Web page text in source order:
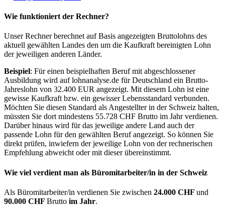
Wie funktioniert der Rechner?
Unser Rechner berechnet auf Basis angezeigten Bruttolohns des
aktuell gewählten Landes den um die Kaufkraft bereinigten Lohn
der jeweiligen anderen Länder.
Beispiel: Für einen beispielhaften Beruf mit abgeschlossener
Ausbildung wird auf lohnanalyse.de für Deutschland ein Brutto-
Jahreslohn von 32.400 EUR angezeigt. Mit diesem Lohn ist eine
gewisse Kaufkraft bzw. ein gewisser Lebensstandard verbunden.
Möchten Sie diesen Standard als Angestellter in der Schweiz halten,
müssten Sie dort mindestens 55.728 CHF Brutto im Jahr verdienen.
Darüber hinaus wird für das jeweilige andere Land auch der
passende Lohn für den gewählten Beruf angezeigt. So können Sie
direkt prüfen, inwiefern der jeweilige Lohn von der rechnerischen
Empfehlung abweicht oder mit dieser übereinstimmt.
Wie viel verdient man als Büromitarbeiter/in in der Schweiz
Als Büromitarbeiter/in verdienen Sie zwischen 24.000 CHF und
90.000 CHF Brutto im Jahr.